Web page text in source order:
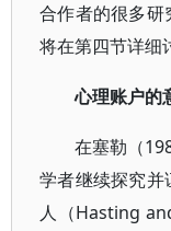
合作者的很多研
将在第四节详细
心理账户的
在塞勒（
学者继续探究
人（Hasting